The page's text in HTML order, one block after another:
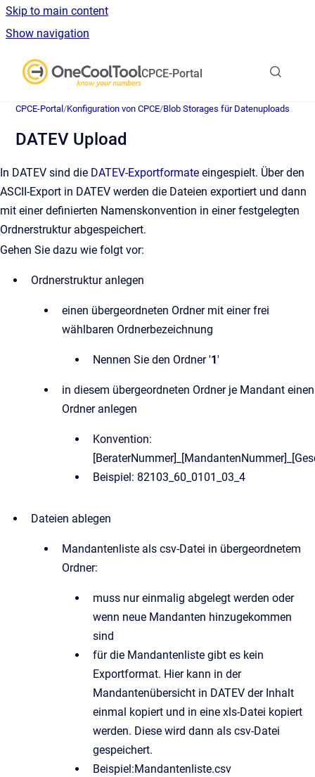
Skip to main content
Show navigation
CPCE-Portal
CPCE-Portal/Konfiguration von CPCE/Blob Storages für Datenuploads
DATEV Upload
In DATEV sind die DATEV-Exportformate eingespielt. Über den
ASCII-Export in DATEV werden die Dateien exportiert und dann
mit einer definierten Namenskonvention in einer festgelegten
Ordnerstruktur abgespeichert.
Gehen Sie dazu wie folgt vor:
Ordnerstruktur anlegen
einen übergeordneten Ordner mit einer frei
wählbaren Ordnerbezeichnung
Nennen Sie den Ordner '1'
in diesem übergeordneten Ordner je Mandant einen
Ordner anlegen
Konvention:
Beispiel: 82103_60_0101_03_4
Dateien ablegen
Mandantenliste als csv-Datei in übergeordnetem
Ordner:
muss nur einmalig abgelegt werden oder
wenn neue Mandanten hinzugekommen
sind
für die Mandantenliste gibt es kein
Exportformat. Hier kann in der
Mandantenübersicht in DATEV der Inhalt
einmal kopiert und in eine xls-Datei kopiert
werden. Diese wird dann als csv-Datei
gespeichert.
Beispiel:Mandantenliste.csv